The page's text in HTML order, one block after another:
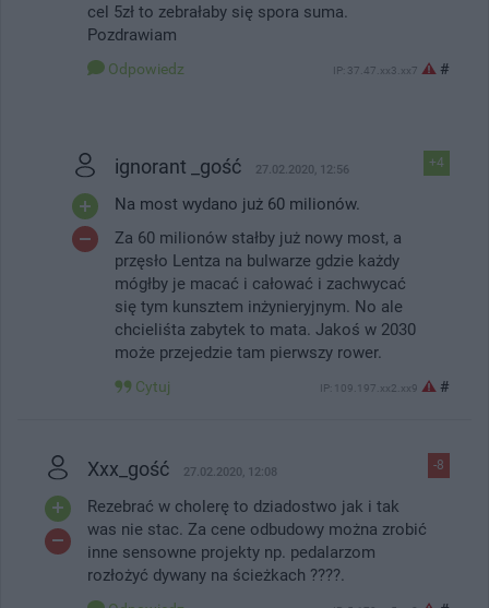
cel 5zł to zebrałaby się spora suma.
Pozdrawiam
Odpowiedz IP: 37.47.xx3.xx7 #
+4
ignorant _gość 27.02.2020, 12:56
Na most wydano już 60 milionów.
Za 60 milionów stałby już nowy most, a
przęsło Lentza na bulwarze gdzie każdy
mógłby je macać i całować i zachwycać
się tym kunsztem inżynieryjnym. No ale
chcieliśta zabytek to mata. Jakoś w 2030
może przejedzie tam pierwszy rower.
Cytuj IP: 109.197.xx2.xx9 #
-8
Xxx_gość 27.02.2020, 12:08
Rezebrać w cholerę to dziadostwo jak i tak
was nie stac. Za cene odbudowy można zrobić
inne sensowne projekty np. pedalarzom
rozłożyć dywany na ścieżkach ????.